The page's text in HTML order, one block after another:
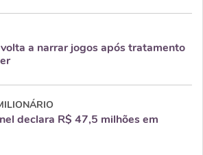
a narrar jogos após tratamento
declara R$ 47,5 milhões em